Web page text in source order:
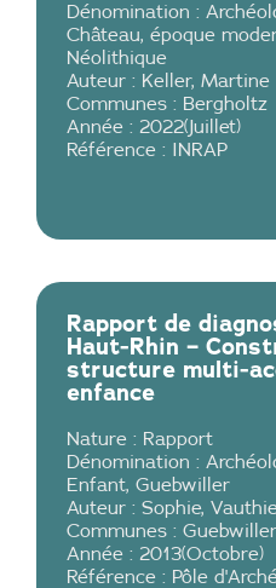
Dénomination :
Château, époque
Néolithique
Auteur : Keller, Martine
Communes : Bergholtz
Année : 2022( Juillet)
Référence :
INRAP
Rapport de
Haut-Rhin –
structure multi-
enfance
Nature : Rapport
Dénomination :
Enfant, Guebwiller
Auteur : Sophie,
Communes : Guebwiller
Année : 2013(Octobre)
Référence : Pôle